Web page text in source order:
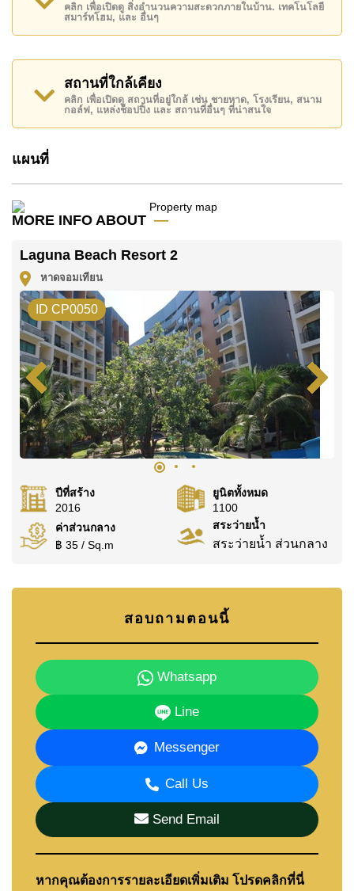
สถานที่สำคัญใกล้ Laguna Beach Resort 2 ได้แก่: เดิน
ทางไปชายหาดได้ง่าย, ไกล้เคียงรถประจำทาง , ตลาดน้ำ
สี่ภาคพัทยา, พัทยาปาร์ค , เอเชีย 9 หลุม กอล์ฟ ,
รพ.กรุงเทพจอมเทียน, โรงพยาบาลเมืองพัทยา
อสังหาริมทรัพย์นี้เปิดให้เช่าระยะยาวในราคา ฿ 10,000
บาทต่อเดือน
โปรดทราบว่าราคาค่าเช่าที่ Cornerstone Real Estate
ค้นพบโอกาสในการทำให้ที่อยู่อาศัยนี้เป็นบ้านในฝันของ
ติดต่อ Cornerstone Real Estate โทร +6638411250
หรือ อีเมลinfo@cornerstone.co.th
WhatsApp ของสำนักงาน:+66807945904
และ LINE:
@cornerstonepattaya
คลิก เพื่อเปิดดู สิ่งอำนวนความสะดวกภายในบ้าน. เทคโนโลยี
สมาร์ทโฮม, และ อื่นๆ
สถานที่ใกล้เคียง
คลิก เพื่อเปิดดู สถานที่อยู่ใกล้ เช่น ชายหาด, โรงเรียน, สนาม
กอล์ฟ, แหล่งช็อปปิ้ง และ สถานที่อื่นๆ ที่น่าสนใจ
แผนที่
MORE INFO ABOUT
Laguna Beach Resort 2
หาดจอมเทียน
ID CP0050
ปีที่สร้าง
2016
ยูนิตทั้งหมด
1100
ค่าส่วนกลาง
฿ 35 / Sq.m
สระว่ายน้ำ
สระว่ายน้ำ ส่วนกลาง
สอบถามตอนนี้
Whatsapp
Line
Messenger
Call Us
Send Email
หากคุณต้องการรายละเอียดเพิ่มเติม โปรดคลิกที่นี่